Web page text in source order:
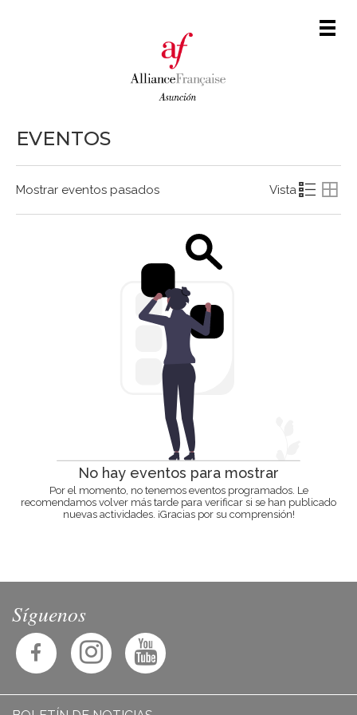
EVENTOS
Mostrar eventos pasados Vista
No hay eventos para mostrar
Por el momento, no tenemos eventos programados. Le
recomendamos volver más tarde para verificar si se han publicado
nuevas actividades. ¡Gracias por su comprensión!
Síguenos